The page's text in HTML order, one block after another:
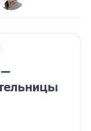
—